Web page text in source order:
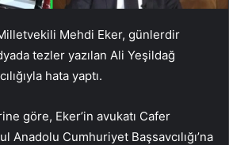
Mehdi Eker, günlerdir
tezler yazılan Ali Yeşildağ
hata yaptı.
göre, Eker’in avukatı Cafer
Anadolu Cumhuriyet Başsavcılığı’na